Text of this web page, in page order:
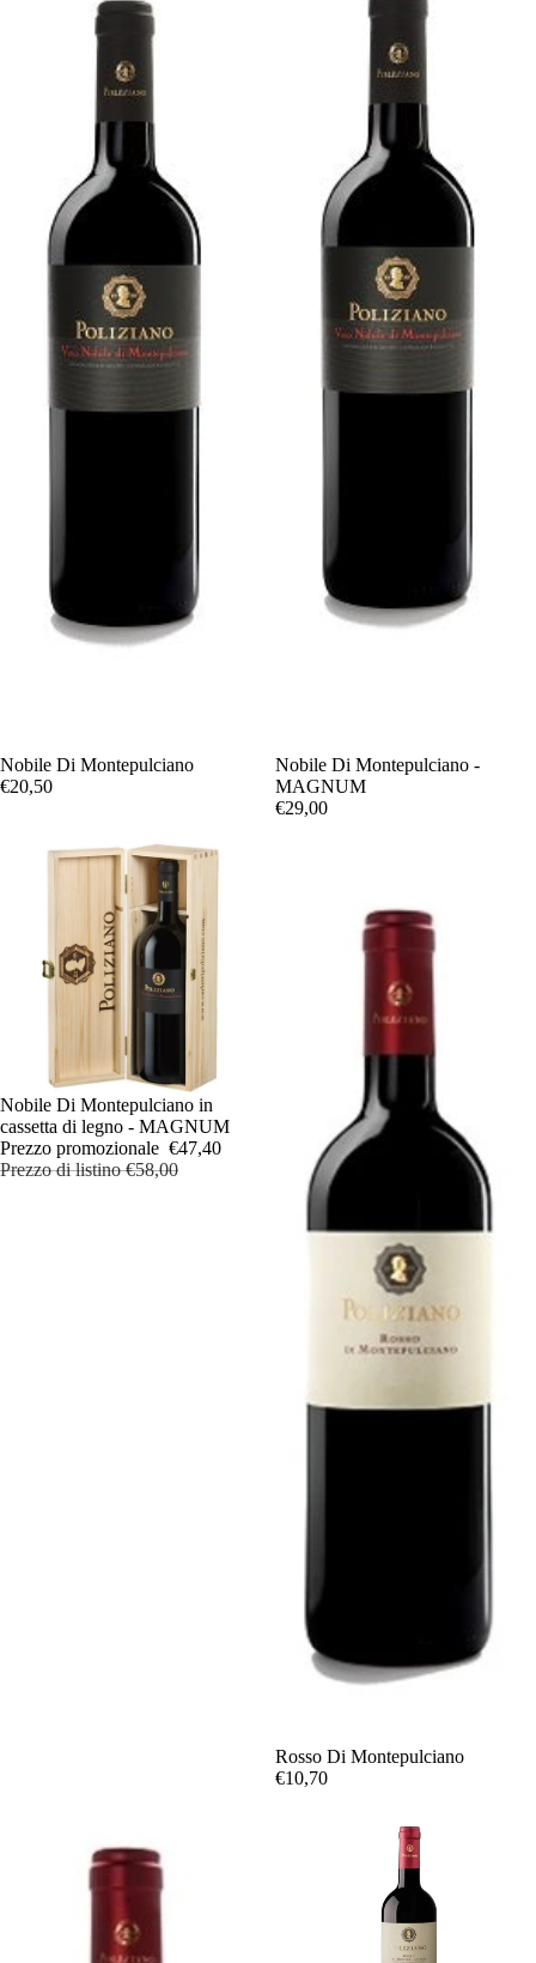
Nobile Di Montepulciano
€20,50
Nobile Di Montepulciano -
MAGNUM
€29,00
In offerta
Nobile Di Montepulciano in
cassetta di legno - MAGNUM
Prezzo promozionale €47,40
Prezzo di listino€58,00
Rosso Di Montepulciano
€10,70